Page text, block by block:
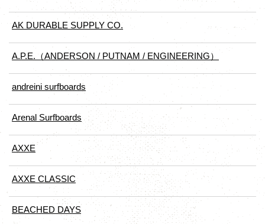
AK DURABLE SUPPLY CO.
A.P.E.（ANDERSON / PUTNAM / ENGINEERING）
andreini surfboards
Arenal Surfboards
AXXE
AXXE CLASSIC
BEACHED DAYS